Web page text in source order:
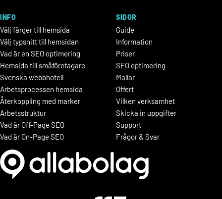
INFO
Välj färger till hemsida
Välj typsnitt till hemsidan
Vad är en SEO optimering
Hemsida till småföretagare
Svenska webbhotell
Arbetsprocessen hemsida
Återkoppling med marker
Arbetsstruktur
Vad är Off-Page SEO
Vad är On-Page SEO
SIDOR
Guide
Information
Priser
SEO optimering
Mallar
Offert
Vilken verksamhet
Skicka in uppgifter
Support
Frågor & Svar